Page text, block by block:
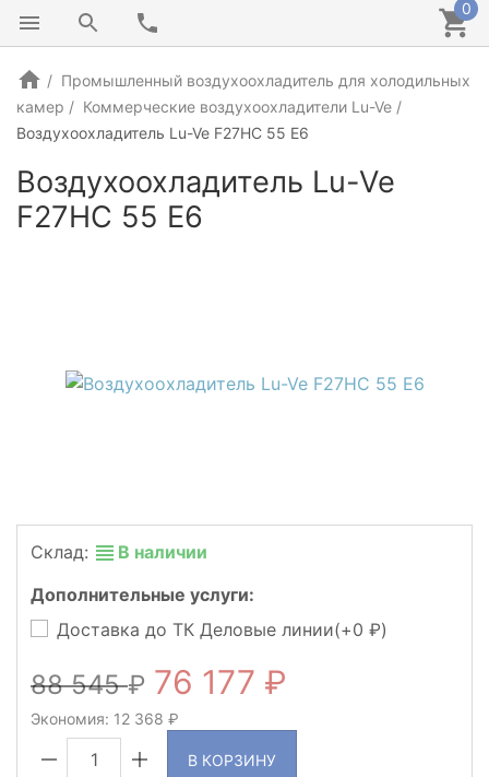
0
Промышленный воздухоохладитель для холодильных
камер
Коммерческие воздухоохладители Lu-Ve
Воздухоохладитель Lu-Ve F27HC 55 E6
Воздухоохладитель Lu-Ve
F27HC 55 E6
Склад:
В наличии
Дополнительные услуги:
Доставка до ТК Деловые линии(+0 )
88 545 76 177
Экономия: 12 368
В КОРЗИНУ